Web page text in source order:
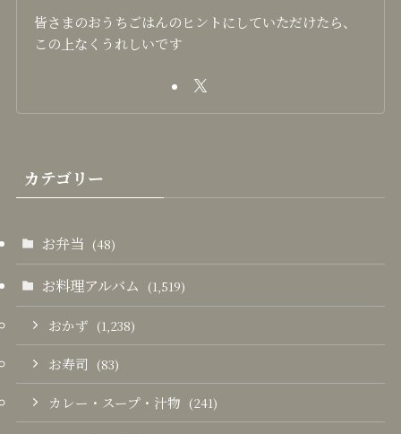
皆さまのおうちごはんのヒントにしていただけたら、
この上なくうれしいです
カテゴリー
お弁当 (48)
お料理アルバム (1,519)
おかず (1,238)
お寿司 (83)
カレー・スープ・汁物 (241)